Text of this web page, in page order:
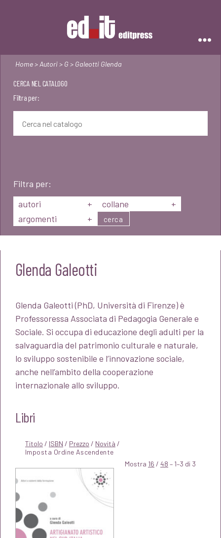
Home> Autori> G > Galeotti Glenda
CERCA NEL CATALOGO
Filtra per:
Filtra per:
autori
+ collane
+
argomenti
+ cerca
Glenda Galeotti
Glenda Galeotti (PhD, Università di Firenze) è
Professoressa Associata di Pedagogia Generale e
Sociale. Si occupa di educazione degli adulti per la
salvaguardia del patrimonio culturale e naturale,
lo sviluppo sostenibile e l’innovazione sociale,
anche nell’ambito della cooperazione
internazionale allo sviluppo.
Libri
Titolo / ISBN / Prezzo / Novità /
Mostra 16 / 48 – 1–3 di 3